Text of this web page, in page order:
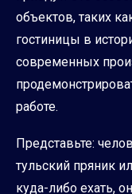
объектов, таких
гостиницы в
современных
работе.
Представьте:
тульский пряник
куда-либо ехать,